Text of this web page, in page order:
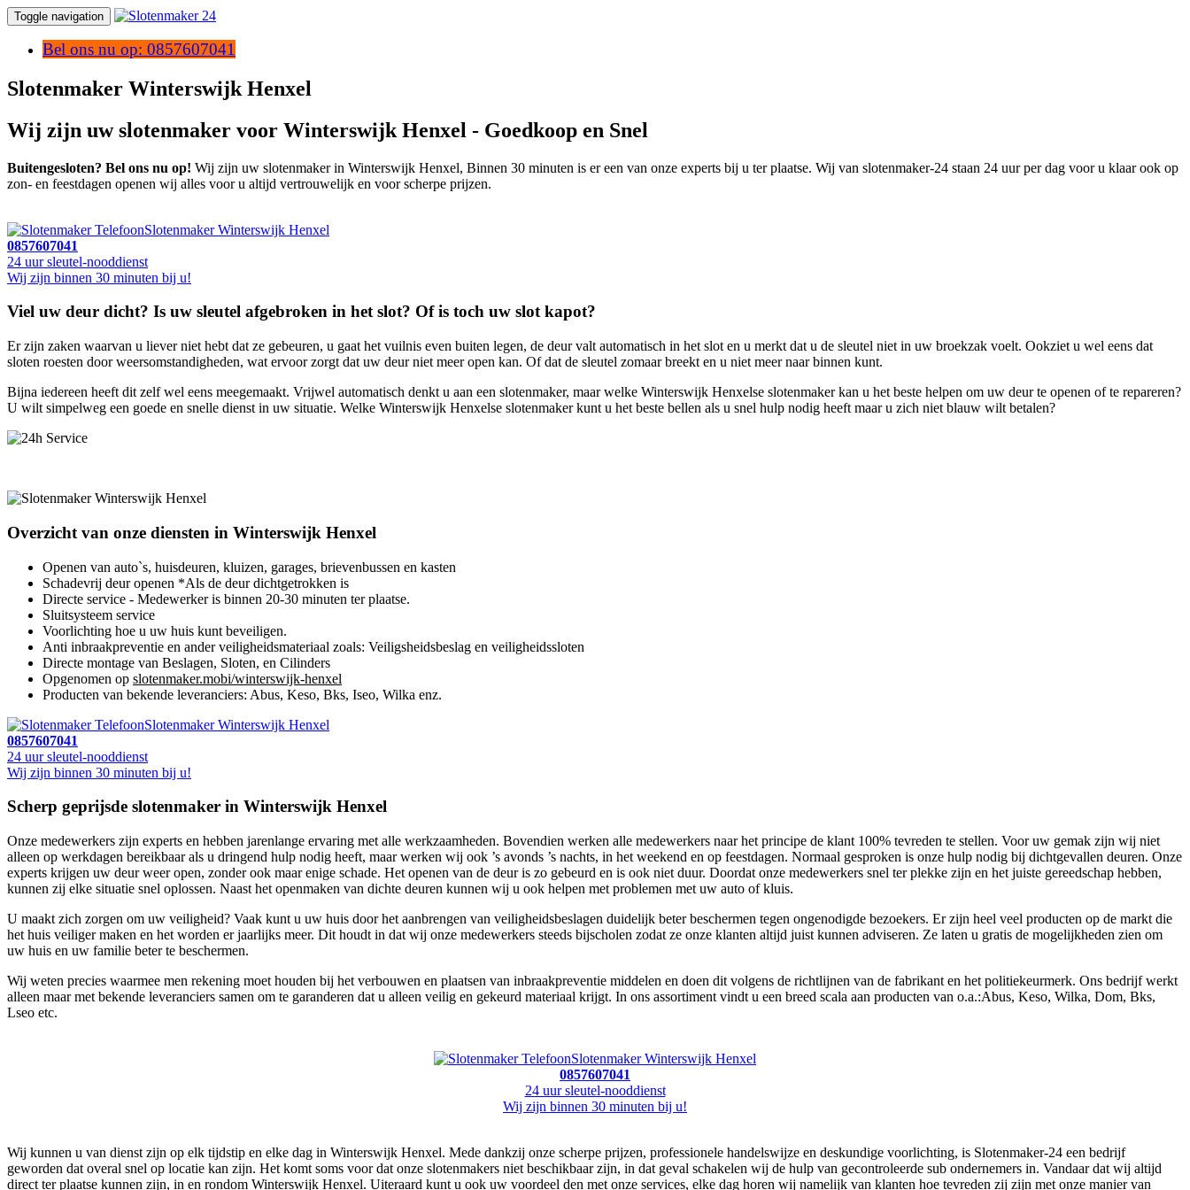
Toggle navigation
Bel ons nu op: 0857607041
Slotenmaker Winterswijk Henxel
Wij zijn uw slotenmaker voor Winterswijk Henxel - Goedkoop en Snel
Buitengesloten? Bel ons nu op! Wij zijn uw slotenmaker in Winterswijk Henxel, Binnen 30 minuten is er een van onze experts bij u ter plaatse. Wij van slotenmaker-24 staan 24 uur per dag voor u klaar ook op
zon- en feestdagen openen wij alles voor u altijd vertrouwelijk en voor scherpe prijzen.
Slotenmaker Winterswijk Henxel
0857607041
24 uur sleutel-nooddienst
Wij zijn binnen 30 minuten bij u!
Viel uw deur dicht? Is uw sleutel afgebroken in het slot? Of is toch uw slot kapot?
Er zijn zaken waarvan u liever niet hebt dat ze gebeuren, u gaat het vuilnis even buiten legen, de deur valt automatisch in het slot en u merkt dat u de sleutel niet in uw broekzak voelt. Ookziet u wel eens dat
sloten roesten door weersomstandigheden, wat ervoor zorgt dat uw deur niet meer open kan. Of dat de sleutel zomaar breekt en u niet meer naar binnen kunt.
Bijna iedereen heeft dit zelf wel eens meegemaakt. Vrijwel automatisch denkt u aan een slotenmaker, maar welke Winterswijk Henxelse slotenmaker kan u het beste helpen om uw deur te openen of te repareren?
U wilt simpelweg een goede en snelle dienst in uw situatie. Welke Winterswijk Henxelse slotenmaker kunt u het beste bellen als u snel hulp nodig heeft maar u zich niet blauw wilt betalen?
Overzicht van onze diensten in Winterswijk Henxel
Openen van auto`s, huisdeuren, kluizen, garages, brievenbussen en kasten
Schadevrij deur openen *Als de deur dichtgetrokken is
Directe service - Medewerker is binnen 20-30 minuten ter plaatse.
Sluitsysteem service
Voorlichting hoe u uw huis kunt beveiligen.
Anti inbraakpreventie en ander veiligheidsmateriaal zoals: Veiligsheidsbeslag en veiligheidssloten
Directe montage van Beslagen, Sloten, en Cilinders
Opgenomen op slotenmaker.mobi/winterswijk-henxel
Producten van bekende leveranciers: Abus, Keso, Bks, Iseo, Wilka enz.
Slotenmaker Winterswijk Henxel
0857607041
24 uur sleutel-nooddienst
Wij zijn binnen 30 minuten bij u!
Scherp geprijsde slotenmaker in Winterswijk Henxel
Onze medewerkers zijn experts en hebben jarenlange ervaring met alle werkzaamheden. Bovendien werken alle medewerkers naar het principe de klant 100% tevreden te stellen. Voor uw gemak zijn wij niet
alleen op werkdagen bereikbaar als u dringend hulp nodig heeft, maar werken wij ook ’s avonds ’s nachts, in het weekend en op feestdagen. Normaal gesproken is onze hulp nodig bij dichtgevallen deuren. Onze
experts krijgen uw deur weer open, zonder ook maar enige schade. Het openen van de deur is zo gebeurd en is ook niet duur. Doordat onze medewerkers snel ter plekke zijn en het juiste gereedschap hebben,
kunnen zij elke situatie snel oplossen. Naast het openmaken van dichte deuren kunnen wij u ook helpen met problemen met uw auto of kluis.
U maakt zich zorgen om uw veiligheid? Vaak kunt u uw huis door het aanbrengen van veiligheidsbeslagen duidelijk beter beschermen tegen ongenodigde bezoekers. Er zijn heel veel producten op de markt die
het huis veiliger maken en het worden er jaarlijks meer. Dit houdt in dat wij onze medewerkers steeds bijscholen zodat ze onze klanten altijd juist kunnen adviseren. Ze laten u gratis de mogelijkheden zien om
uw huis en uw familie beter te beschermen.
Wij weten precies waarmee men rekening moet houden bij het verbouwen en plaatsen van inbraakpreventie middelen en doen dit volgens de richtlijnen van de fabrikant en het politiekeurmerk. Ons bedrijf werkt
alleen maar met bekende leveranciers samen om te garanderen dat u alleen veilig en gekeurd materiaal krijgt. In ons assortiment vindt u een breed scala aan producten van o.a.:Abus, Keso, Wilka, Dom, Bks,
Lseo etc.
Slotenmaker Winterswijk Henxel
0857607041
24 uur sleutel-nooddienst
Wij zijn binnen 30 minuten bij u!
Wij kunnen u van dienst zijn op elk tijdstip en elke dag in Winterswijk Henxel. Mede dankzij onze scherpe prijzen, professionele handelswijze en deskundige voorlichting, is Slotenmaker-24 een bedrijf
geworden dat overal snel op locatie kan zijn. Het komt soms voor dat onze slotenmakers niet beschikbaar zijn, in dat geval schakelen wij de hulp van gecontroleerde sub ondernemers in. Vandaar dat wij altijd
direct ter plaatse kunnen zijn, in en rondom Winterswijk Henxel. Uiteraard kunt u ook uw voordeel den met onze services, elke dag horen wij namelijk van klanten hoe tevreden zij zijn met onze manier van